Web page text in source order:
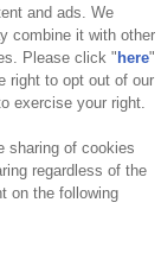
ラスメント対応方針
and ads. We
combine it with other
Please click " here"
right to opt out of our
exercise your right.
sharing of cookies
regardless of the
on the following